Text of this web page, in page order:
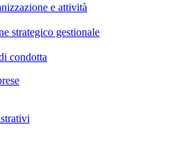
e attività
strategico gestionale
condotta